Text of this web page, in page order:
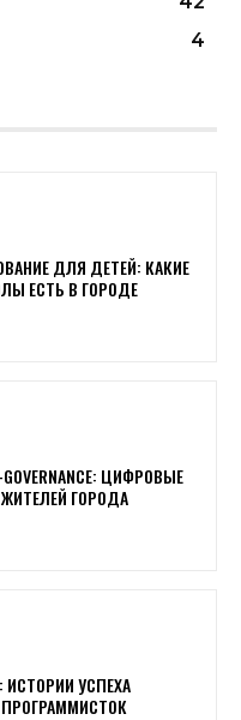
4
ДЛЯ ДЕТЕЙ: КАКИЕ
ЕСТЬ В ГОРОДЕ
ЦИФРОВЫЕ
ГОРОДА
УСПЕХА